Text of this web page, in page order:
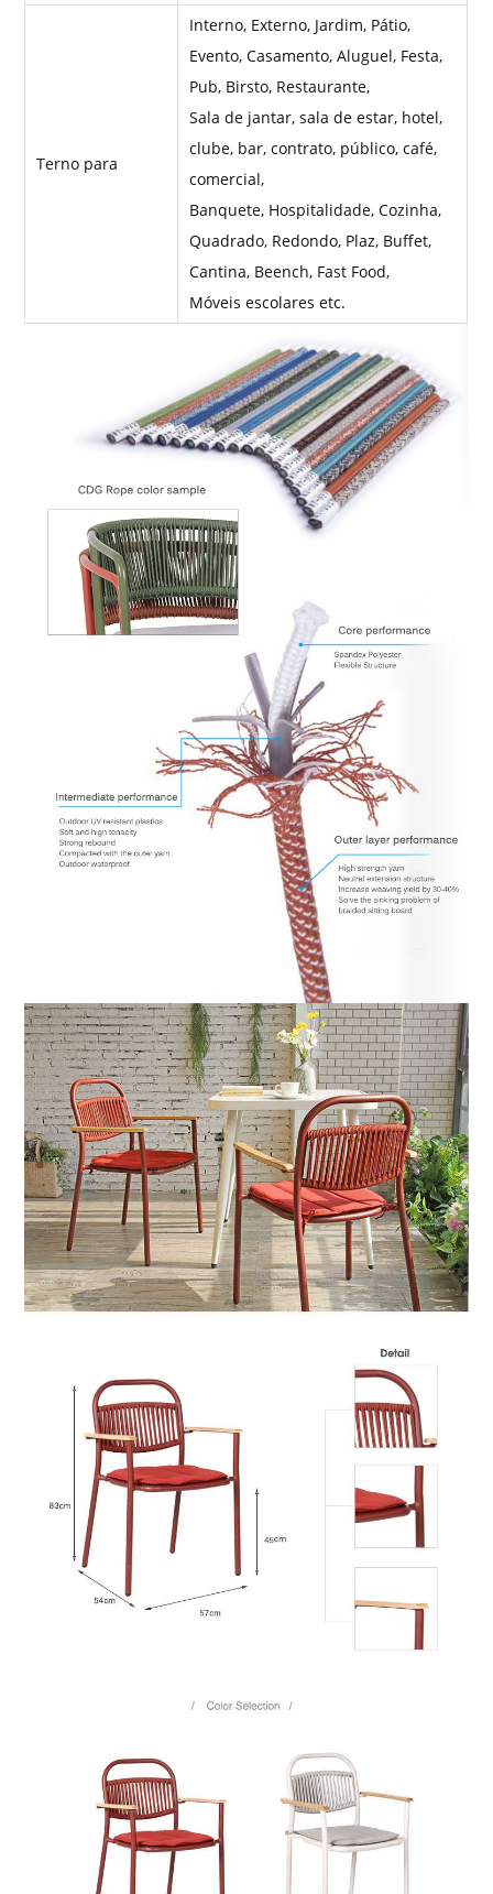
Terno para
Interno, Externo, Jardim, Pátio,
Evento, Casamento, Aluguel, Festa,
Pub, Birsto, Restaurante,
Sala de jantar, sala de estar, hotel,
clube, bar, contrato, público, café,
comercial,
Banquete, Hospitalidade, Cozinha,
Quadrado, Redondo, Plaz, Buffet,
Cantina, Beench, Fast Food,
Móveis escolares etc.